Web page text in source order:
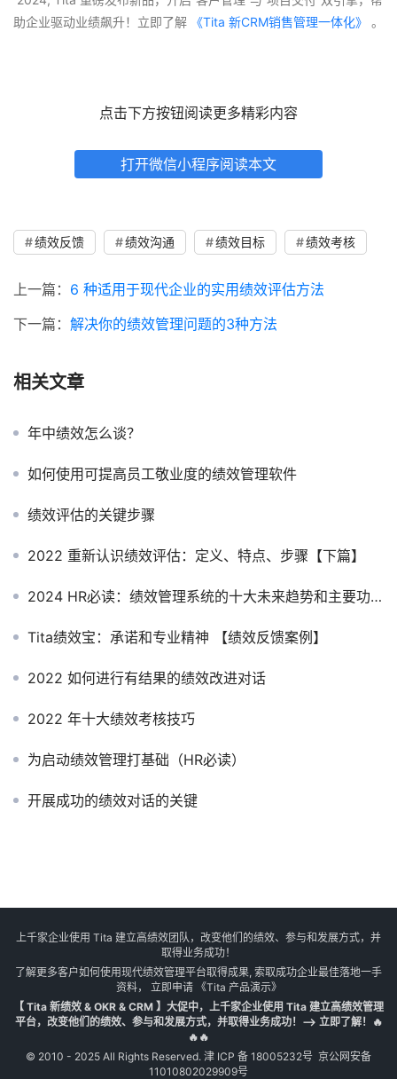
解决你的绩效管理问题的3种方法
相关文章
年中绩效怎么谈？
2024 HR必读：绩效管理系统的十大未来趋势和主要功能🔥🔥🔥
Tita绩效宝：承诺和专业精神 【绩效反馈案例】
2022 如何进行有结果的绩效改进对话
2022 年十大绩效考核技巧
为启动绩效管理打基础（HR必读）
开展成功的绩效对话的关键
上千家企业使用 Tita 建立高绩效团队，改变他们的绩效、参与和发展方式，并
取得业务成功！
了解更多客户如何使用现代绩效管理平台取得成果, 索取成功企业最佳落地一手
资料， 立即申请《Tita 产品演示》
【 Tita 新绩效 & OKR & CRM 】大促中，上千家企业使用 Tita 建立高绩效管理
平台，改变他们的绩效、参与和发展方式，并取得业务成功！--> 立即了解！🔥
🔥🔥
© 2010 - 2025 All Rights Reserved. 津 ICP 备 18005232号 京公网安备
11010802029909号